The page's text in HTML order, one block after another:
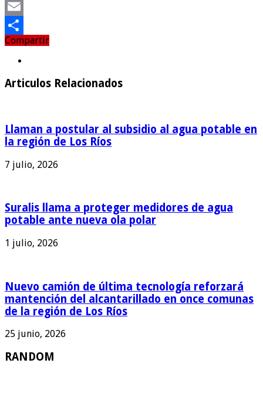
Twitter
Email
Compartir
Compartir
Articulos Relacionados
Llaman a postular al subsidio al agua potable en
la región de Los Ríos
7 julio, 2026
Suralis llama a proteger medidores de agua
potable ante nueva ola polar
1 julio, 2026
Nuevo camión de última tecnología reforzará
mantención del alcantarillado en once comunas
de la región de Los Ríos
25 junio, 2026
RANDOM